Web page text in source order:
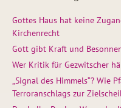
Gottes Haus hat keine
Kirchenrecht
Gott gibt Kraft und
Wer Kritik für Gezwitscher
„Signal des Himmels“? Wie
Terroranschlags zur